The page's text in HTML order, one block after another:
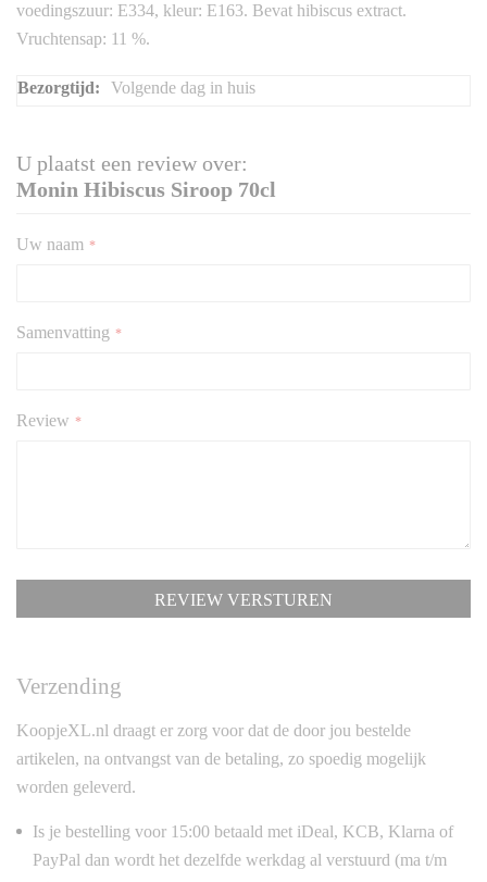
voedingszuur: E334, kleur: E163. Bevat hibiscus extract.
Vruchtensap: 11 %.
Meer
Volgende dag in huis
U plaatst een review over:
Monin Hibiscus Siroop 70cl
Uw naam
Samenvatting
Review
REVIEW VERSTUREN
Verzending
KoopjeXL.nl draagt er zorg voor dat de door jou bestelde
artikelen, na ontvangst van de betaling, zo spoedig mogelijk
worden geleverd.
Is je bestelling voor 15:00 betaald met iDeal, KCB, Klarna of
PayPal dan wordt het dezelfde werkdag al verstuurd (ma t/m